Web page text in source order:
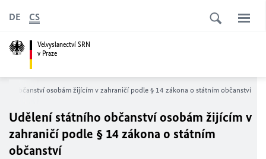
Velvyslanectví SRN
v Praze
DE CS
občanství osobám žijícím v zahraničí podle § 14 zákona o státním občanství
Udělení státního občanství osobám žijícím v
zahraničí podle § 14 zákona o státním
občanství